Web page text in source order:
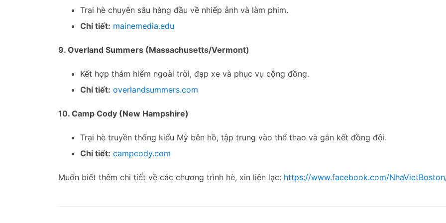
Trại hè chuyên sâu hàng đầu về nhiếp ảnh và làm phim.
Chi tiết: mainemedia.edu
9. Overland Summers (Massachusetts/Vermont)
Kết hợp thám hiểm ngoài trời, đạp xe và phục vụ cộng đồng.
Chi tiết: overlandsummers.com
10. Camp Cody (New Hampshire)
Trại hè truyền thống kiểu Mỹ bên hồ, tập trung vào thể thao và gắn kết đồng đội.
Chi tiết: campcody.com
Muốn biết thêm chi tiết về các chương trình hè, xin liên lạc: https://www.facebook.com/